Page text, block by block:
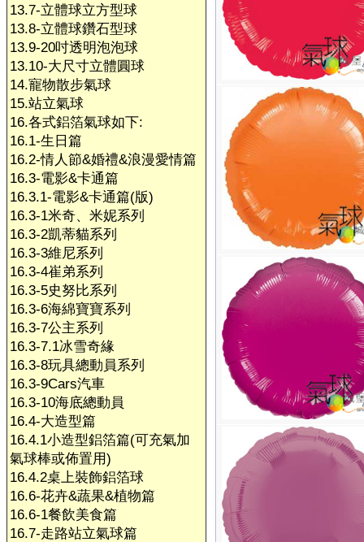
13.7-立體球立方型球
13.8-立體球鑽石型球
13.9-20吋透明泡泡球
13.10-大尺寸立體圓球
14.寵物散步氣球
15.站立氣球
16.各式鋁箔氣球如下:
16.1-生日篇
16.2-情人節&婚禮&浪漫愛情篇
16.3-電影&卡通篇
16.3.1-電影&卡通篇(版)
16.3-1米奇、米妮系列
16.3-2凱蒂貓系列
16.3-3維尼系列
16.3-4崔弟系列
16.3-5史努比系列
16.3-6海綿寶寶系列
16.3-7公主系列
16.3-7.1冰雪奇緣
16.3-8玩具總動員系列
16.3-9Cars汽車
16.3-10海底總動員
16.4-大造型篇
16.4.1小造型鋁箔篇(可充氣加
氣球棒或佈置用)
16.4.2桌上裝飾鋁箔球
16.6-花卉&蔬果&植物篇
16.6-1餐飲美食篇
16.7-走路站立氣球篇